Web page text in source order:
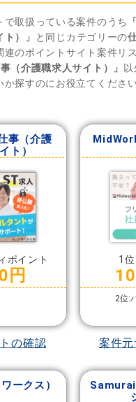
取扱っている案件のうち
）」
と同じカテゴリーの
連のポイントサイト案件リ
（介護職求人サイト）」
探すのにお役立てください
事（介護
ト）
ポイント
円
の確認
1
2位:
案件
ークス）